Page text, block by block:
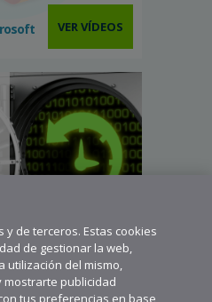
VER VÍDEOS
y de terceros. Estas cookies
de gestionar la web,
utilización del mismo,
publicidad
tus preferencias en base